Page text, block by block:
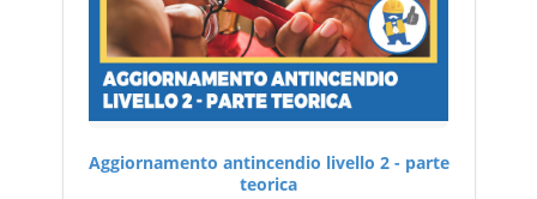
Aggiornamento antincendio livello 2 - parte
teorica